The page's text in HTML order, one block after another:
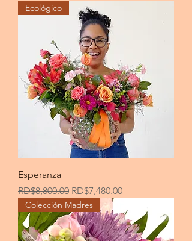
Ecológico
Esperanza
Precio
RD$8,800.00 Precio de oferta
RD$7,480.00
Colección Madres